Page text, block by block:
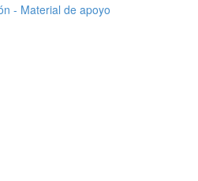
- Material de apoyo